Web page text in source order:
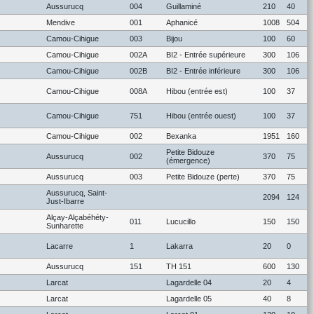
Aussurucq 004 Guillaminé 210
40
Mendive 001 Aphanicé 1008
504
Camou-Cihigue 003 Bijou 100
60
Camou-Cihigue 002A BI2 - Entrée supérieure 300
106
Camou-Cihigue 002B BI2 - Entrée inférieure 300 106
Camou-Cihigue 008A Hibou (entrée est) 100 37
Camou-Cihigue 751 Hibou (entrée ouest) 100 37
Camou-Cihigue 002 Bexanka 1951 160
Aussurucq 002
Petite Bidouze
(émergence)
370 75
Aussurucq 003 Petite Bidouze (perte) 370 75
Aussurucq, Saint-
Just-Ibarre
2094 124
Alçay-Alçabéhéty-
Sunharette
011 Lucucillo 150 150
Lacarre 1 Lakarra 20 0
Aussurucq 151 TH 151 600
130
Larcat Lagardelle 04 20
4
Larcat Lagardelle 05 40
8